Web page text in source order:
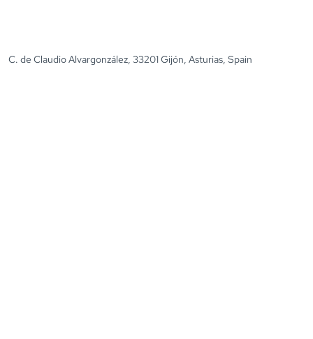
C. de Claudio Alvargonzález, 33201 Gijón, Asturias, Spain